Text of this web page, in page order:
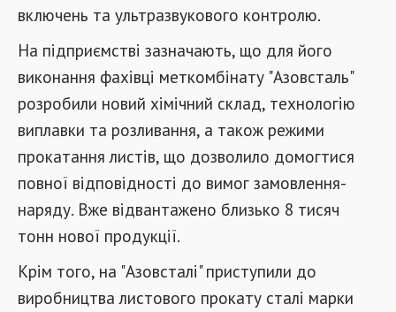
включень та ультразвукового контролю.
На підприємстві зазначають, що для його
виконання фахівці меткомбінату "Азовсталь"
розробили новий хімічний склад, технологію
виплавки та розливання, а також режими
прокатання листів, що дозволило домогтися
повної відповідності до вимог замовлення-
наряду. Вже відвантажено близько 8 тисяч
тонн нової продукції.
Крім того, на "Азовсталі" приступили до
виробництва листового прокату сталі марки